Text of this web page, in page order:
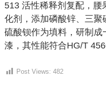
513 活性稀释剂复配，腰
化剂，添加磷酸锌、三
硫酸钡作为填料，研制
漆，其性能符合HG/T
Post Views: 482